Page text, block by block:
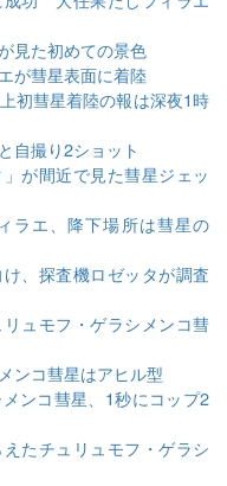
見た初めての景色
が彗星表面に着陸
初彗星着陸の報は深夜1時
自撮り2ショット
が間近で見た彗星ジェッ
ラエ、降下場所は彗星の
、探査機ロゼッタが調査
ュモフ・ゲラシメンコ彗
ンコ彗星はアヒル型
ンコ彗星、1秒にコップ2
たチュリュモフ・ゲラシ